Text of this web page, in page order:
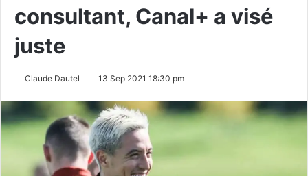
consultant, Canal+ a visé
juste
Claude Dautel 13 Sep 2021 18:30 pm